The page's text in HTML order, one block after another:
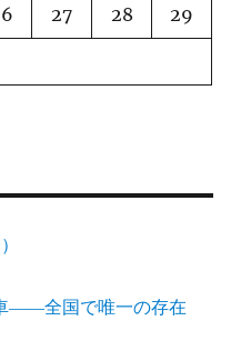
27 28 29
――全国で唯一の存在